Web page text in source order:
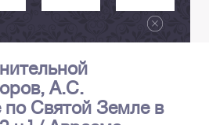
А.С.
по Святой Земле в